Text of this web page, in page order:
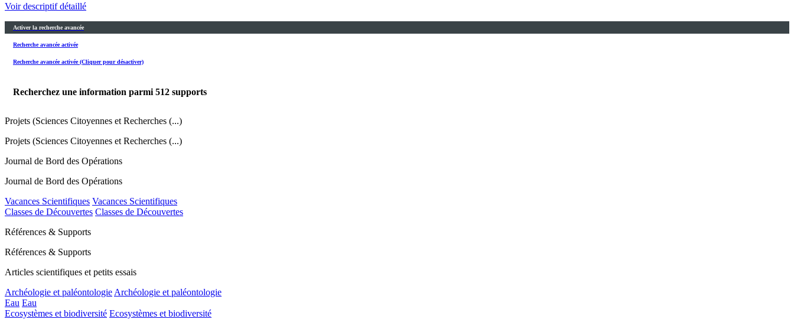
Voir descriptif détaillé
Activer la recherche avancée
Recherche avancée activée
Recherche avancée activée (Cliquer pour désactiver)
Recherchez une information parmi 512 supports
Projets (Sciences Citoyennes et Recherches (...)
Projets (Sciences Citoyennes et Recherches (...)
Journal de Bord des Opérations
Journal de Bord des Opérations
Vacances Scientifiques Vacances Scientifiques
Classes de Découvertes Classes de Découvertes
Références & Supports
Références & Supports
Articles scientifiques et petits essais
Archéologie et paléontologie Archéologie et paléontologie
Eau Eau
Ecosystèmes et biodiversité Ecosystèmes et biodiversité